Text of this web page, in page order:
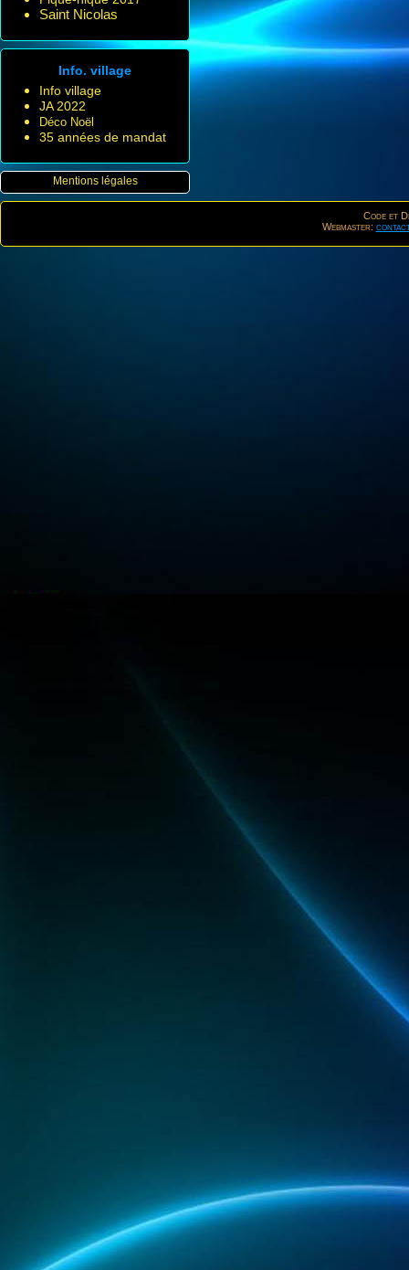
Saint Nicolas
Info. village
Info village
JA 2022
Déco Noël
35 années de mandat
Mentions légales
Code et
Webmaster: